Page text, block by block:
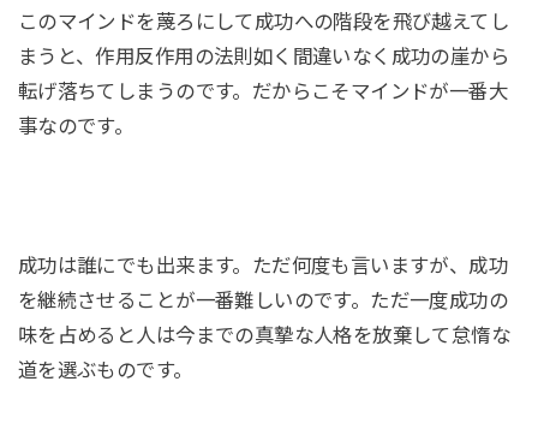
このマインドを蔑ろにして成功への階段を飛び越えてし
まうと、作用反作用の法則如く間違いなく成功の崖から
転げ落ちてしまうのです。だからこそマインドが一番大
事なのです。
成功は誰にでも出来ます。ただ何度も言いますが、成功
を継続させることが一番難しいのです。ただ一度成功の
味を占めると人は今までの真摯な人格を放棄して怠惰な
道を選ぶものです。